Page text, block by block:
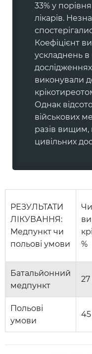
33% у
лікарів.
Коефіцієнт
ускладнень в
виконували
Однак
військових
разів вищим,
цивільних
РЕЗУЛЬТАТИ
ЛІКУВАННЯ:
Медпункт чи
польові умови
%
Батальйонний
медпункт
27
Польові
умови
45